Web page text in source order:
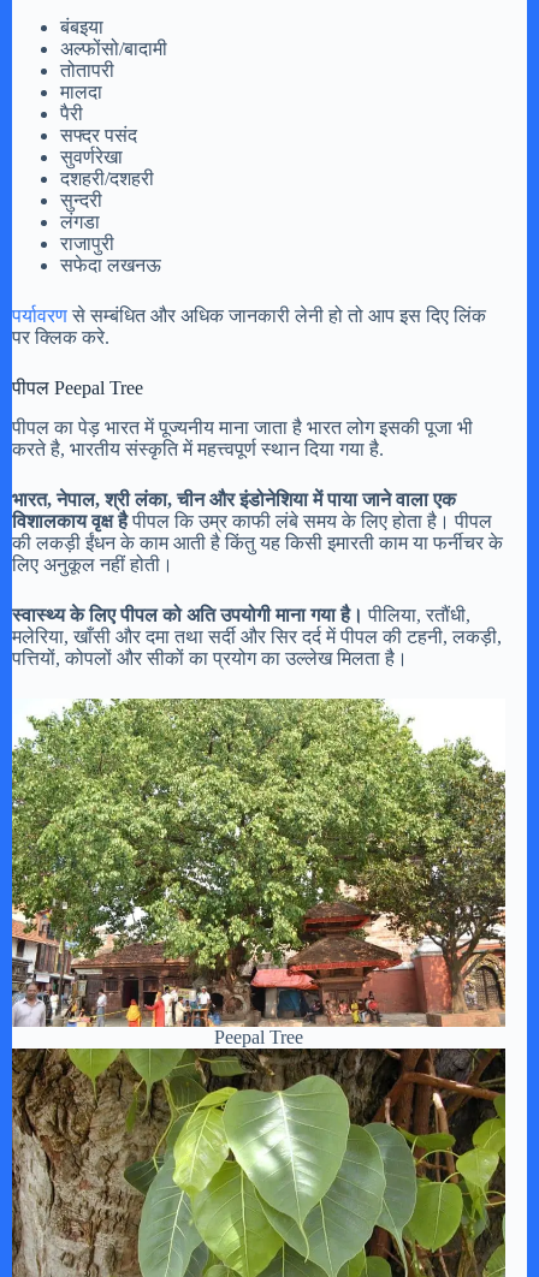
बंबइया
अल्फोंसो/बादामी
तोतापरी
मालदा
पैरी
सफ्दर पसंद
सुवर्णरेखा
दशहरी/दशहरी
सुन्दरी
लंगडा
राजापुरी
सफेदा लखनऊ
पर्यावरणसे सम्बंधित और अधिक जानकारी लेनी हो तो आप इस दिए लिंक
पर क्लिक करे.
पीपल Peepal Tree
पीपल का पेड़ भारत में पूज्यनीय माना जाता है भारत लोग इसकी पूजा भी
करते है, भारतीय संस्कृति में महत्त्वपूर्ण स्थान दिया गया है.
भारत, नेपाल, श्री लंका, चीन और इंडोनेशिया में पाया जाने वाला एक
विशालकाय वृक्ष हैपीपल कि उम्र काफी लंबे समय के लिए होता है। पीपल
की लकड़ी ईंधन के काम आती है किंतु यह किसी इमारती काम या फर्नीचर के
लिए अनुकूल नहीं होती।
स्वास्थ्य के लिए पीपल को अति उपयोगी माना गया है।पीलिया, रतौंधी,
मलेरिया, खाँसी और दमा तथा सर्दी और सिर दर्द में पीपल की टहनी, लकड़ी,
पत्तियों, कोपलों और सीकों का प्रयोग का उल्लेख मिलता है।
Peepal Tree